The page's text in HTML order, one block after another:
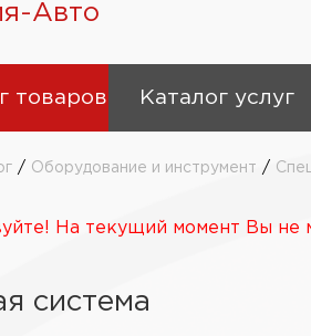
Авто
товаров Каталог услуг
/ Оборудование и инструмент /
На текущий момент Вы не
система